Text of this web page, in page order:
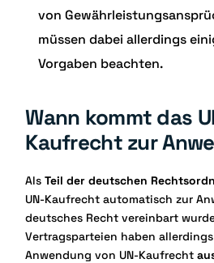
von
müssen dabei allerdings
Vorgaben beachten.
Wann kommt das
Kaufrecht zur
AlsTeil der deutschen
UN-Kaufrecht automatisch zur
deutsches Recht vereinbart
Vertragsparteien haben
Anwendung von UN-Kaufrecht